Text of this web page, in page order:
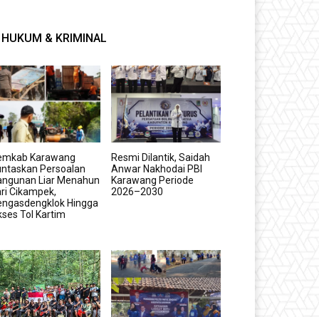
HUKUM & KRIMINAL
Karawang
Persoalan
Liar Menahun
Cikampek,
Hingga
Tol Kartim
Resmi Dilantik, Saidah
Anwar Nakhodai PBI
Karawang Periode
2026–2030